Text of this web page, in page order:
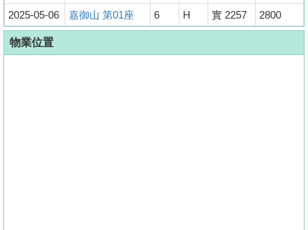
2025-05-06
嘉御山 第01座 6 H 實 2257 2800
物業位置